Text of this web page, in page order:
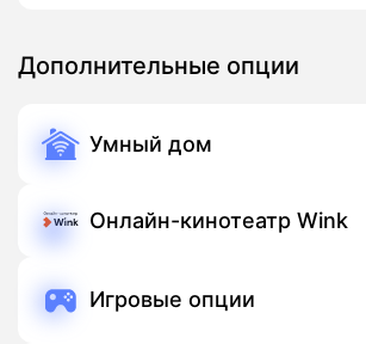
Дополнительные опции
Умный дом
ПодпискаОнлайн-кинотеатр Wink
Подписка
Игровые опции